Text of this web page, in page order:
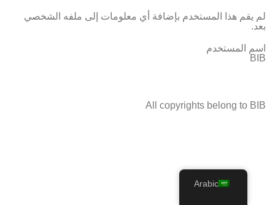
لم يقم هذا المستخدم بإضافة أي معلومات إلى ملفه الشخصي
بعد.
اسم المستخدم
BIB
All copyrights belong to BIB
Arabic